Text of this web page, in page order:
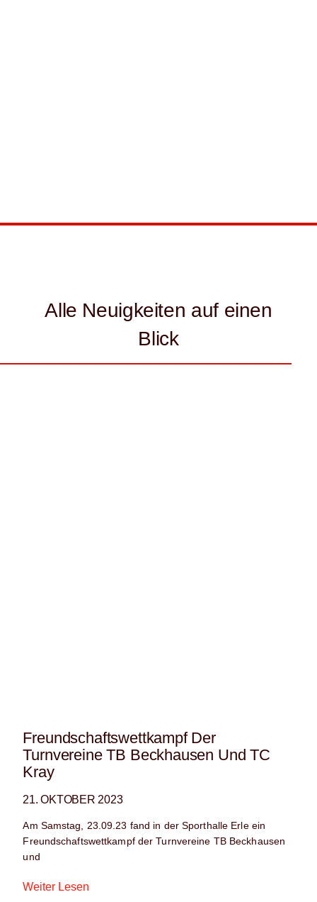
Alle Neuigkeiten auf einen
Blick
Freundschaftswettkampf Der
Turnvereine TB Beckhausen Und TC
Kray
21. OKTOBER 2023
Am Samstag, 23.09.23 fand in der Sporthalle Erle ein
Freundschaftswettkampf der Turnvereine TB Beckhausen
und
Weiter Lesen